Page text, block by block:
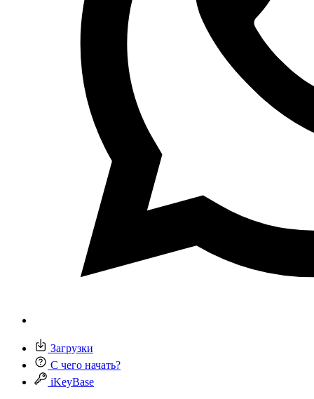
Загрузки
С чего начать?
iKeyBase